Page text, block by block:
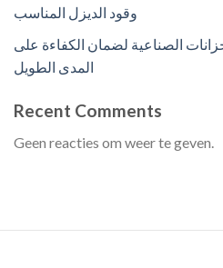
وقود الديزل المناسب
الصناعية لضمان الكفاءة على
المدى الطويل
Recent Comments
Geen reacties om weer te geven.